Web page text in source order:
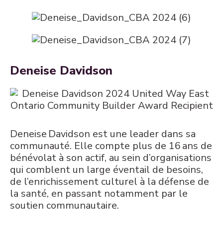
Deneise Davidson
Deneise Davidson est une leader dans sa
communauté. Elle compte plus de 16 ans de
bénévolat à son actif, au sein d’organisations
qui comblent un large éventail de besoins,
de l’enrichissement culturel à la défense de
la santé, en passant notamment par le
soutien communautaire.